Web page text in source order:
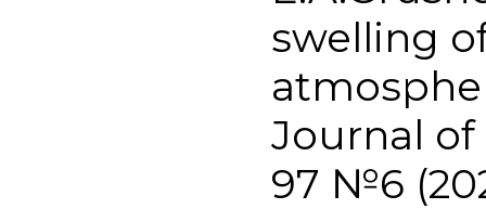
swelling
Journal of
97 №6